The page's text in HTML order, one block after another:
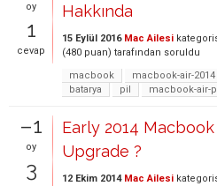
oy
1
cevap
Hakkında
15 Eylül 2016 Mac Ailesi
(480 puan) tarafından soruldu
macbook
macbook-air-2014
batarya
pil macbook-air-
–1
oy
3
Early 2014 Macbook
Upgrade ?
12 Ekim 2014 Mac Ailesi